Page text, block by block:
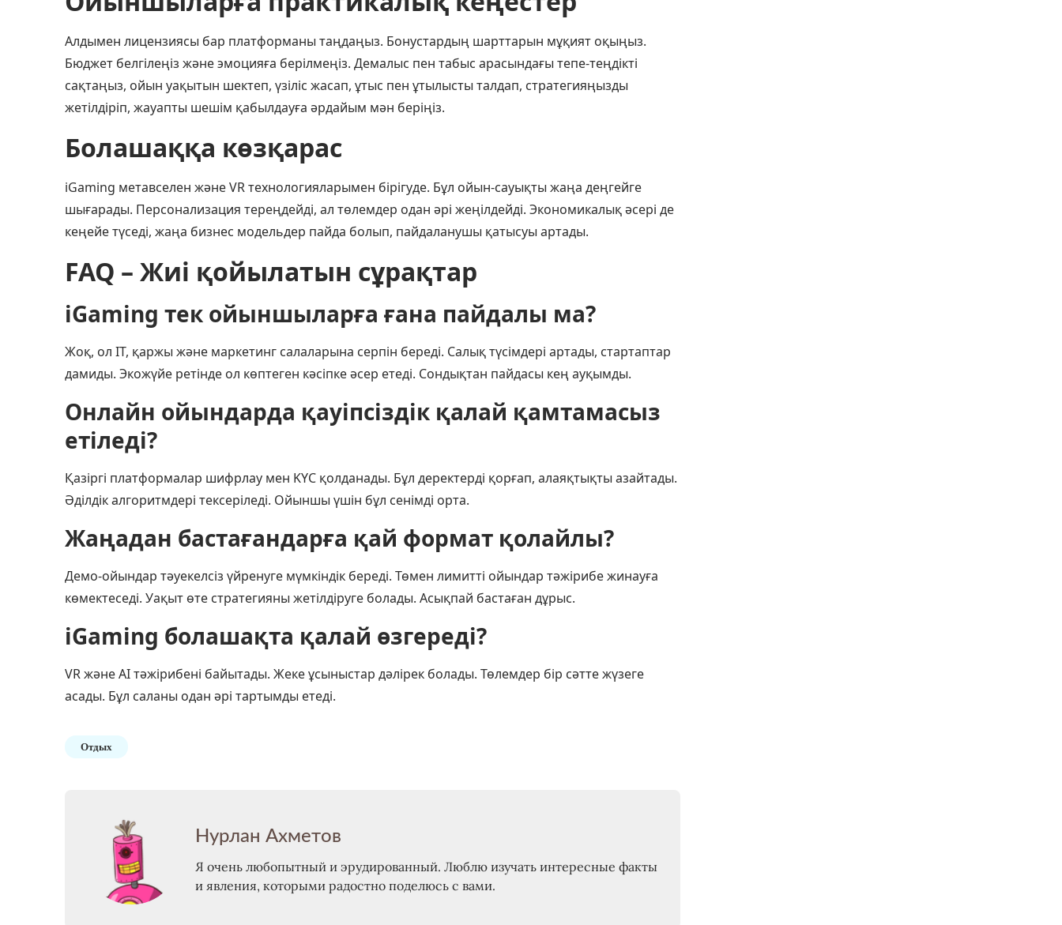
Алдымен лицензиясы бар платформаны таңдаңыз. Бонустардың шарттарын мұқият оқыңыз.
Бюджет белгілеңіз және эмоцияға берілмеңіз. Демалыс пен табыс арасындағы тепе-теңдікті
сақтаңыз, ойын уақытын шектеп, үзіліс жасап, ұтыс пен ұтылысты талдап, стратегияңызды
жетілдіріп, жауапты шешім қабылдауға әрдайым мән беріңіз.
Болашаққа көзқарас
iGaming метавселен және VR технологияларымен бірігуде. Бұл ойын-сауықты жаңа деңгейге
шығарады. Персонализация тереңдейді, ал төлемдер одан әрі жеңілдейді. Экономикалық әсері де
кеңейе түседі, жаңа бизнес модельдер пайда болып, пайдаланушы қатысуы артады.
FAQ – Жиі қойылатын сұрақтар
iGaming тек ойыншыларға ғана пайдалы ма?
Жоқ, ол IT, қаржы және маркетинг салаларына серпін береді. Салық түсімдері артады, стартаптар
дамиды. Экожүйе ретінде ол көптеген кәсіпке әсер етеді. Сондықтан пайдасы кең ауқымды.
Онлайн ойындарда қауіпсіздік қалай қамтамасыз
етіледі?
Қазіргі платформалар шифрлау мен KYC қолданады. Бұл деректерді қорғап, алаяқтықты азайтады.
Әділдік алгоритмдері тексеріледі. Ойыншы үшін бұл сенімді орта.
Жаңадан бастағандарға қай формат қолайлы?
Демо-ойындар тәуекелсіз үйренуге мүмкіндік береді. Төмен лимитті ойындар тәжірибе жинауға
көмектеседі. Уақыт өте стратегияны жетілдіруге болады. Асықпай бастаған дұрыс.
iGaming болашақта қалай өзгереді?
VR және AI тәжірибені байытады. Жеке ұсыныстар дәлірек болады. Төлемдер бір сәтте жүзеге
асады. Бұл саланы одан әрі тартымды етеді.
Отдых
Нурлан Ахметов
Я очень любопытный и эрудированный. Люблю изучать интересные факты
и явления, которыми радостно поделюсь с вами.